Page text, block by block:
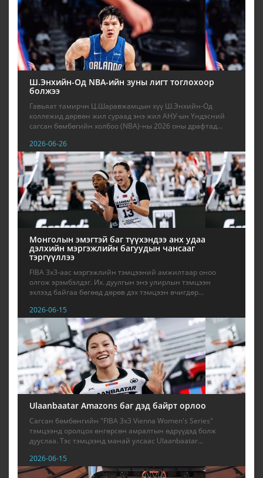
Ш.Энхийн-Од NBА-ийн зуны лигт тоглохоор
болжээ
Гавьяат тамирчн Ц.Шаравжамцын хүү Ш.Энхийн-Од
коллежид дөрвөн жил сураад энэ жил АНУ-ын Үндэсний
сагсан бөмбөгийн холбоо (NBA)-ны 2026 оны драфтад...
2026-06-26
Монголын эмэгтэй баг түүхэндээ анх удаа
дэлхийн мэргэжлийн багуудын чансааг
тэргүүллээ
FIBA 3x3-аас мэргэжлийн тэмцээний амжилтаар оноо
олгож эрэмбэлдэг. Их. дуулгын энэ улирлын тэмцээн
эхлээд байгаа бөгөөд дөрөв дэх тэмцээн өчигдөр...
2026-06-15
Ulaanbaatar Amazons баг дэд байрт орлоо
Сагсан бөмбөнгийн "FIBA 3x3 Vienna Women's Series"
тэмцээнд оролцох өнгөрсөн амралтын өдрүүдэд болж
дууслаа. Тэс тэмцээнд манай улсаас Ulaanbaatar...
2026-06-15